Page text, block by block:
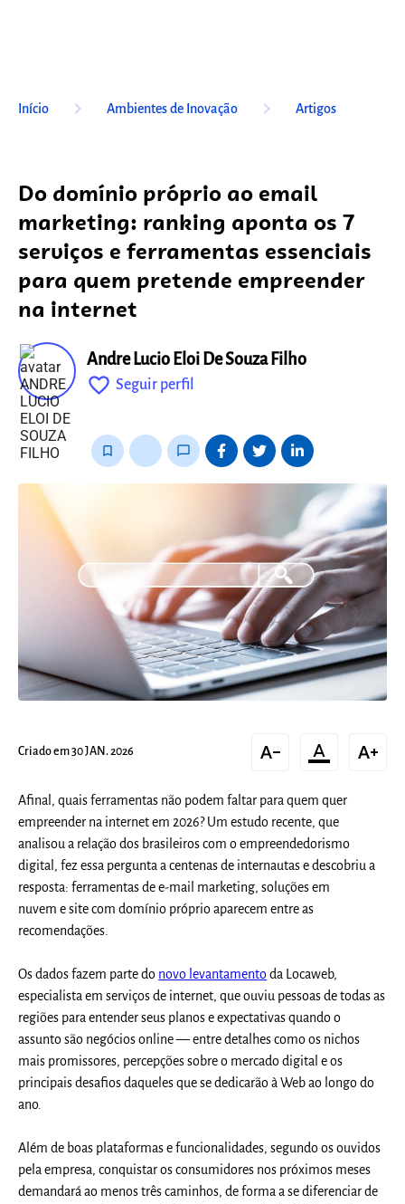
Início keyboard_arrow_right Ambientes de Inovação keyboard_arrow_right Artigos
Do domínio próprio ao email
marketing: ranking aponta os 7
serviços e ferramentas essenciais
para quem pretende empreender
na internet
Andre Lucio Eloi De Souza Filho
favorite_outline Seguir perfil
fixo
bookmark_border chat_bubble_outline
Criado em 30 JAN. 2026 text_decrease format_color_text text_increase
Afinal, quais ferramentas não podem faltar para quem quer
empreender na internet em 2026? Um estudo recente, que
analisou a relação dos brasileiros com o empreendedorismo
digital, fez essa pergunta a centenas de internautas e descobriu a
resposta:ferramentas de e-mail marketing, soluções em
nuvemesite com domínio próprio aparecem entre as
recomendações.
Os dados fazem parte do novo levantamentoda Locaweb,
especialista em serviços de internet, que ouviu pessoas de todas as
regiões para entenderseus planos e expectativas quando o
assunto são negócios online— entre detalhes como os nichos
mais promissores, percepções sobre o mercado digital e os
principais desafios daqueles que se dedicarão à Web ao longo do
ano.
Além de boas plataformas e funcionalidades, segundo os ouvidos
pela empresa, conquistar os consumidores nos próximos meses
demandará ao menos três caminhos, de forma a se diferenciar de